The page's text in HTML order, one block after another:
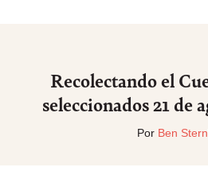
Recolectando el
seleccionados 21 de
Por Ben